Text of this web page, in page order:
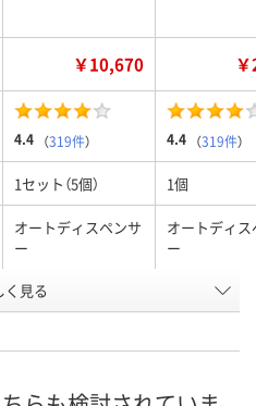
￥10,670
4.4 （319件） 4.4 （319件）
1セット（5個） 1個
オートディスペンサ
ー
オートディ
ー
シトラスフルーティ
の香り
シトラスフ
の香り
く見る